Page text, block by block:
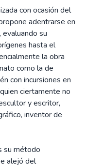
con ocasión del
adentrarse en
su
hasta el
la obra
como la de
con incursiones en
ciertamente no
y escritor,
inventor de
su método
alejó del